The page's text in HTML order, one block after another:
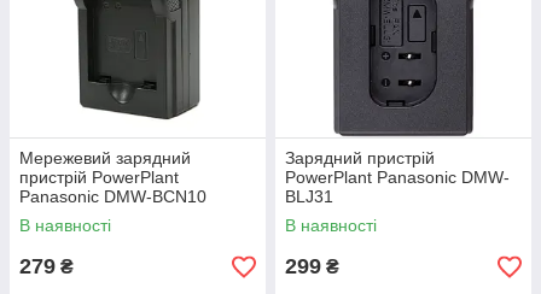
Мережевий зарядний
пристрій PowerPlant
Panasonic DMW-BCN10
В наявності
279 ₴
Зарядний пристрій
PowerPlant Panasonic DMW-
BLJ31
В наявності
299 ₴